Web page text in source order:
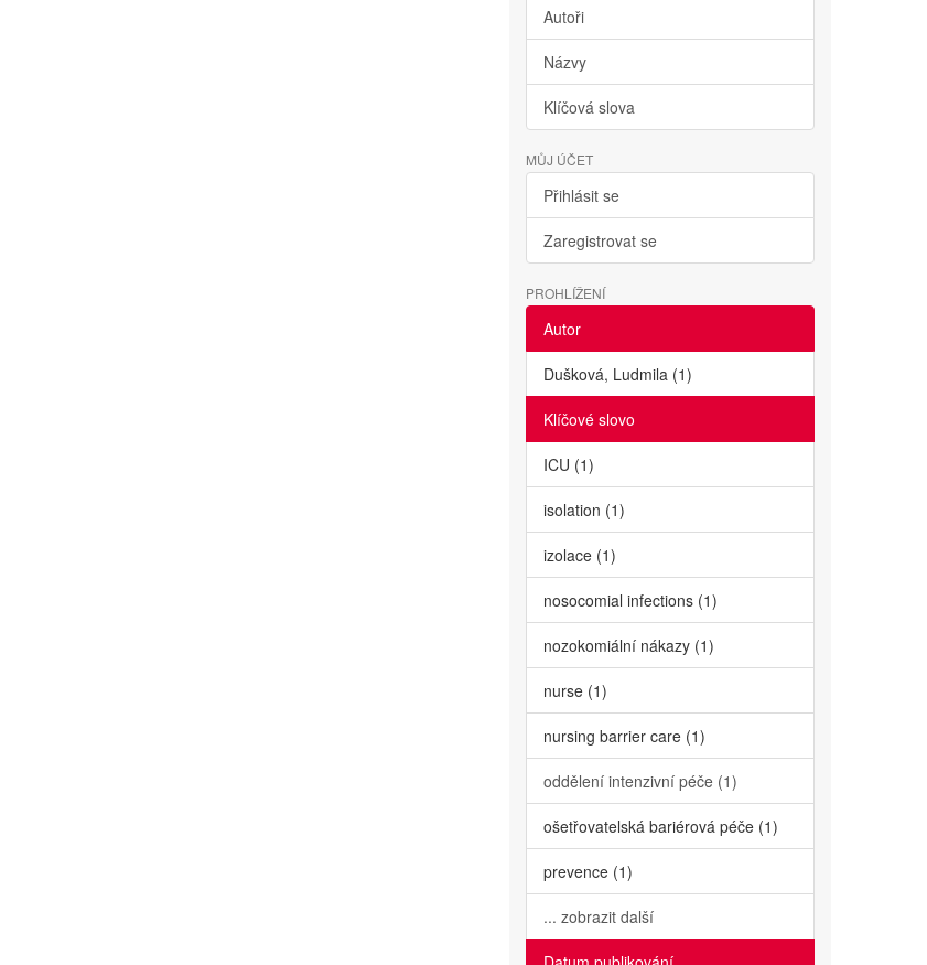
Autoři
Názvy
Klíčová slova
MŮJ ÚČET
Přihlásit se
Zaregistrovat se
PROHLÍŽENÍ
Autor
Dušková, Ludmila (1)
Klíčové slovo
ICU (1)
isolation (1)
izolace (1)
nosocomial infections (1)
nozokomiální nákazy (1)
nurse (1)
nursing barrier care (1)
oddělení intenzivní péče (1)
ošetřovatelská bariérová péče (1)
prevence (1)
... zobrazit další